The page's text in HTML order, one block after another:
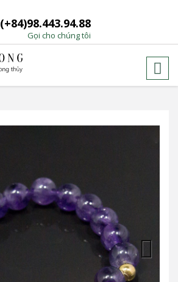
(+84)98.443.94.88
Gọi cho chúng tôi
Next